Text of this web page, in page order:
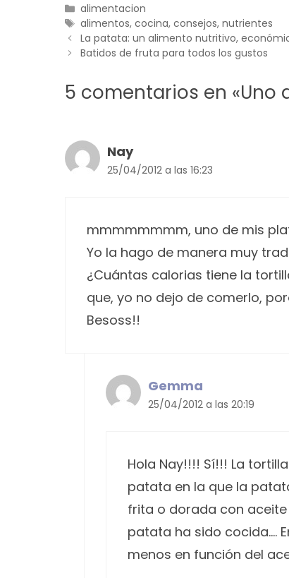
Categorías
alimentacion
Etiquetas
alimentos,cocina,consejos,nutrientes
La patata: un alimento nutritivo,
Batidos de fruta para todos los gustos
5 comentarios en «Uno
Nay
25/04/2012 a las 16:23
mmmmmmmm, uno de mis
Yo la hago de manera muy
¿Cuántas calorias tiene la
que, yo no dejo de comerlo,
Besoss!!
Gemma
25/04/2012 a las 20:19
Hola Nay!!!! Sí!!! La
patata en la que la
frita o dorada con
patata ha sido cocida….
menos en función del